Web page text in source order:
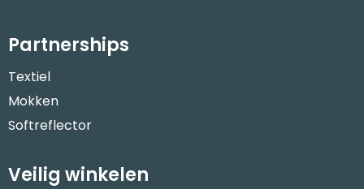
Partnerships
Textiel
Mokken
Softreflector
Veilig winkelen